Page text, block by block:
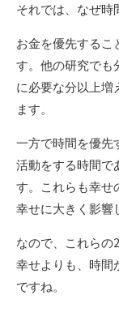
それでは、なぜ時
お金を優先するこ
す。他の研究でも
に必要な分以上増
ます。
一方で時間を優先
活動をする時間で
す。これらも幸せ
幸せに大きく影響
なので、これらの
幸せよりも、時間
ですね。